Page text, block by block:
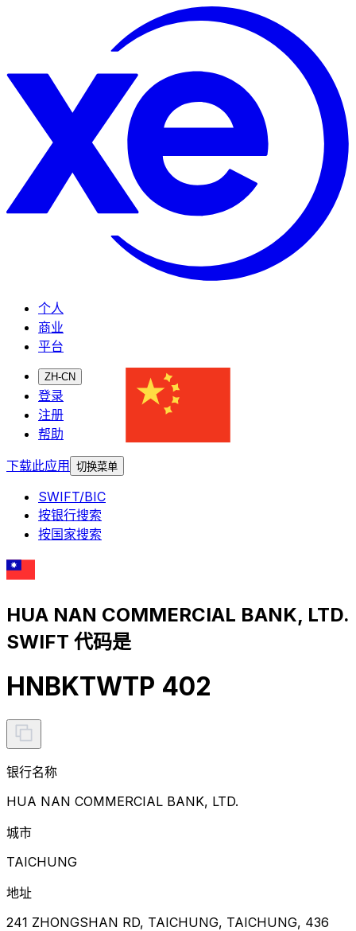
个人
商业
平台
ZH-CN
登录
注册
帮助
下载此应用
切换菜单
SWIFT/BIC
按银行搜索
按国家搜索
HUA NAN COMMERCIAL BANK, LTD.
SWIFT 代码是
HNBKTWTP 402
银行名称
HUA NAN COMMERCIAL BANK, LTD.
城市
TAICHUNG
地址
241 ZHONGSHAN RD, TAICHUNG, TAICHUNG, 436